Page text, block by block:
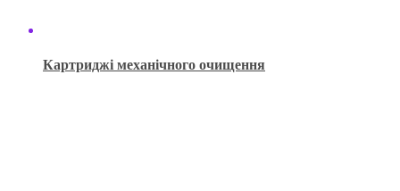
Картриджі механічного очищення